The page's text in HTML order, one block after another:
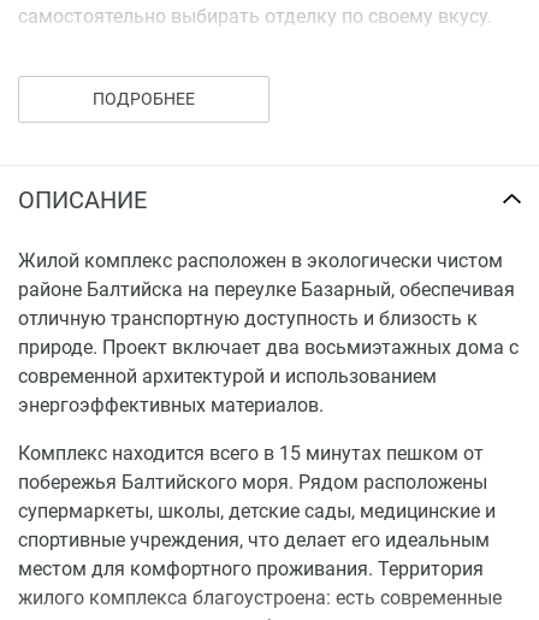
самостоятельно выбирать отделку по своему вкусу.
Экологические и энергоэффективные решения
ЖК оснащен системой централизованного отопления и
коммунальных платежей и увеличению комфорта
ПОДРОБНЕЕ
ОПИСАНИЕ
Жилой комплекс расположен в экологически чистом
районе Балтийска на переулке Базарный, обеспечивая
отличную транспортную доступность и близость к
природе. Проект включает два восьмиэтажных дома с
современной архитектурой и использованием
энергоэффективных материалов.
Комплекс находится всего в 15 минутах пешком от
побережья Балтийского моря. Рядом расположены
супермаркеты, школы, детские сады, медицинские и
спортивные учреждения, что делает его идеальным
местом для комфортного проживания. Территория
жилого комплекса благоустроена: есть современные